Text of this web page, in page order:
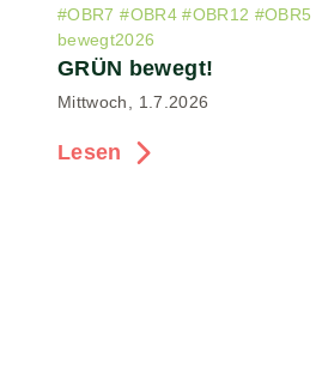
#OBR7 #OBR4 #OBR12 #OBR5
bewegt2026
GRÜN bewegt!
Mittwoch, 1.7.2026
Lesen